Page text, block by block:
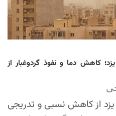
کاهش دما و نفوذ گردوغبار از
از کاهش نسبی و تدریجی